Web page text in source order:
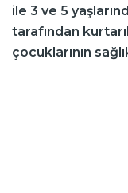
ile 3 ve 5
tarafından
çocuklarının